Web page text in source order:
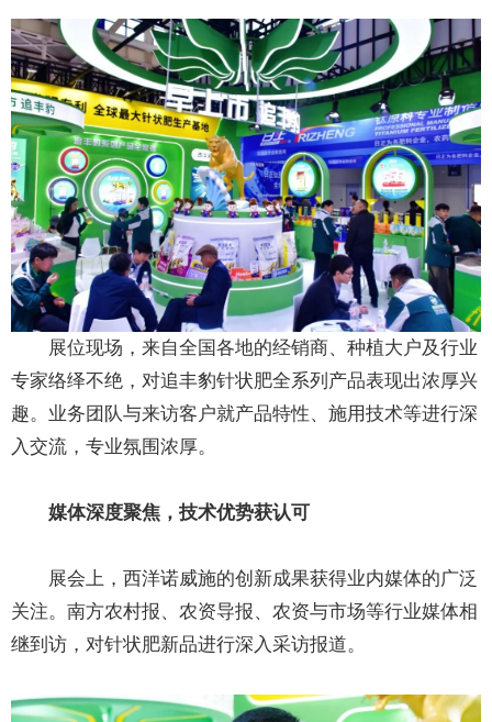
展位现场，来自全国各地的经销商、种植大户及行业
专家络绎不绝，对追丰豹针状肥全系列产品表现出浓厚兴
趣。业务团队与来访客户就产品特性、施用技术等进行深
入交流，专业氛围浓厚。
媒体深度聚焦，技术优势获认可
展会上，西洋诺威施的创新成果获得业内媒体的广泛
关注。南方农村报、农资导报、农资与市场等行业媒体相
继到访，对针状肥新品进行深入采访报道。